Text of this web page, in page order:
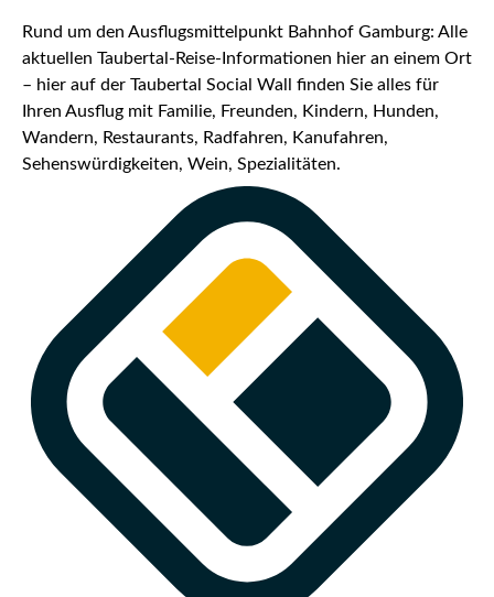
Rund um den Ausflugsmittelpunkt Bahnhof Gamburg: Alle
aktuellen Taubertal-Reise-Informationen hier an einem Ort
– hier auf der Taubertal Social Wall finden Sie alles für
Ihren Ausflug mit Familie, Freunden, Kindern, Hunden,
Wandern, Restaurants, Radfahren, Kanufahren,
Sehenswürdigkeiten, Wein, Spezialitäten.